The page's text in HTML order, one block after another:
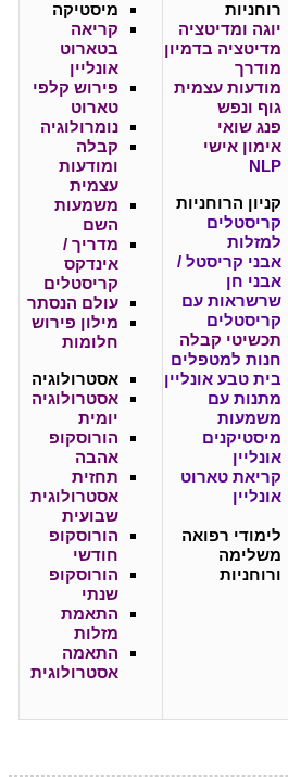
רוחניות
יוגה ומדיטציה
מדיטציה בדמיון
מודרך
מודעות עצמית
גוף ונפש
פנג שואי
אימון אישי
NLP
קניון הרוחניות
קריסטלים
למזלות
אבני קריסטל /
אבני חן
שרשראות עם
קריסטלים
תכשיטי קבלה
חנות למטפלים
בית טבע אונליין
מתנות עם
משמעות
מיסטיקנים
אונליין
קריאת טארוט
אונליין
לימודי רפואה
משלימה
ורוחניות
מיסטיקה
קריאה
בטארוט
אונליין
פירוש קלפי
טארוט
נומרולוגיה
קבלה
ומודעות
עצמית
משמעות
השם
מדריך /
אינדקס
קריסטלים
עולם הנסתר
מילון פירוש
חלומות
אסטרולוגיה
אסטרולוגיה
יומית
הורוסקופ
אהבה
תחזית
אסטרולוגית
שבועית
הורוסקופ
חודשי
הורוסקופ
שנתי
התאמת
מזלות
התאמה
אסטרולוגית